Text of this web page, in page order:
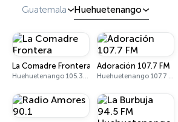
Guatemala Huehuetenango
La Comadre Frontera
Huehuetenango 105.3 FM
Adoración 107.7 FM
Huehuetenango 107.7 FM